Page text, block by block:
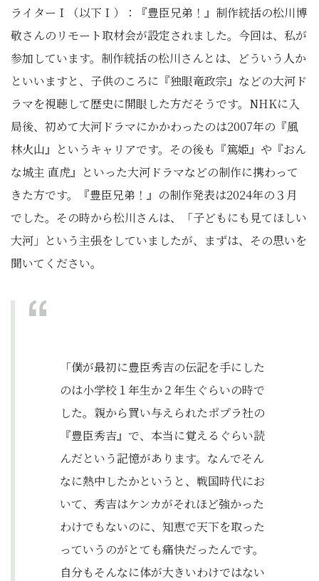
ライターＩ（以下Ｉ）：『豊臣兄弟！』制作統括の松川博
敬さんのリモート取材会が設定されました。今回は、私が
参加しています。制作統括の松川さんとは、どういう人か
といいますと、子供のころに『独眼竜政宗』などの大河ド
ラマを視聴して歴史に開眼した方だそうです。NHKに入
局後、初めて大河ドラマにかかわったのは2007年の『風
林火山』というキャリアです。その後も『篤姫』や『おん
な城主 直虎』といった大河ドラマなどの制作に携わって
きた方です。『豊臣兄弟！』の制作発表は2024年の３月
でした。その時から松川さんは、「子どもにも見てほしい
大河」という主張をしていましたが、まずは、その思いを
聞いてください。
「僕が最初に豊臣秀吉の伝記を手にした
のは小学校１年生か２年生ぐらいの時で
した。親から買い与えられたポプラ社の
『豊臣秀吉』で、本当に覚えるぐらい読
んだという記憶があります。なんでそん
なに熱中したかというと、戦国時代にお
いて、秀吉はケンカがそれほど強かった
わけでもないのに、知恵で天下を取った
っていうのがとても痛快だったんです。
自分もそんなに体が大きいわけではない